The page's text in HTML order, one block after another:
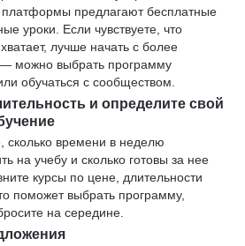
платформы предлагают бесплатные
уроки. Если чувствуете, что
лучше начать с более
— можно выбрать программу
обучаться с сообществом.
и определите свой
сколько времени в неделю
на учебу и сколько готовы за нее
курсы по цене, длительности
поможет выбрать программу,
на середине.